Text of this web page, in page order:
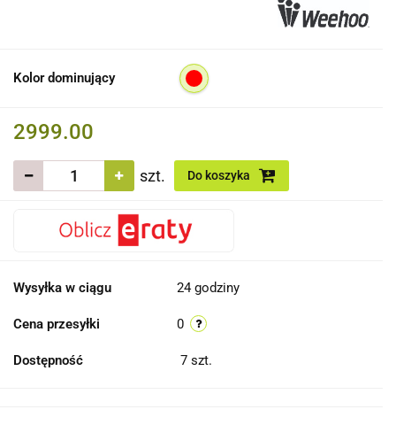
Kolor dominujący
2999.00
szt. Do koszyka
Wysyłka w ciągu 24 godziny
Cena przesyłki 0
Dostępność 7 szt.